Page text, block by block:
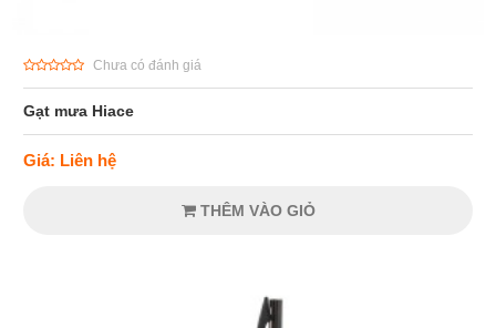
Chưa có đánh giá
Gạt mưa Hiace
Giá: Liên hệ
THÊM VÀO GIỎ